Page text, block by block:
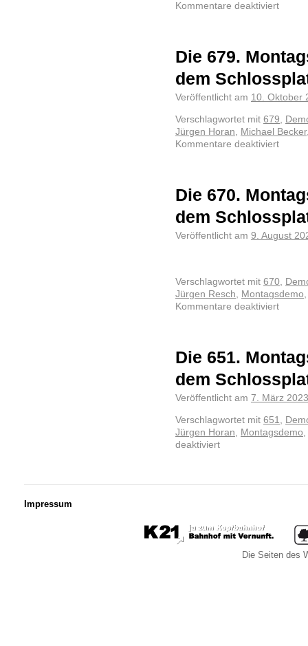
Kommentare deaktiviert
Die 679.
dem
Veröffentlicht am 10. Oktober
Verschlagwortet mit 679,
Jürgen Horan, Michael Becker
Kommentare deaktiviert
Die 670.
dem
Veröffentlicht am 9. August
Verschlagwortet mit 670,
Jürgen Resch, Montagsdemo
Kommentare deaktiviert
Die 651.
dem
Veröffentlicht am 7. März 2023
Verschlagwortet mit 651,
Jürgen Horan, Montagsdemo,
deaktiviert
Impressum
Die Seiten des